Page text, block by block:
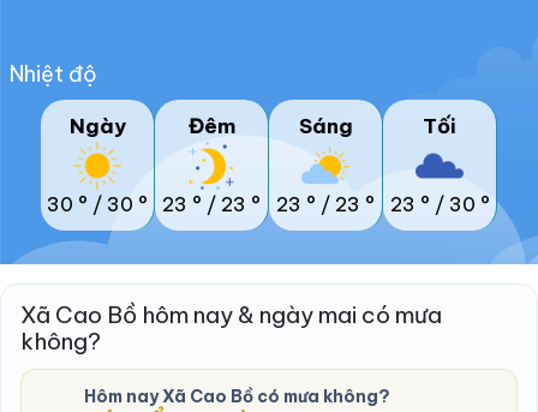
Nhiệt độ
Ngày
30 ° / 30 °
Đêm
23 ° / 23 °
Sáng
23 ° / 23 °
Tối
23 ° / 30 °
Xã Cao Bồ hôm nay & ngày mai có mưa
không?
Hôm nay Xã Cao Bồ có mưa không?